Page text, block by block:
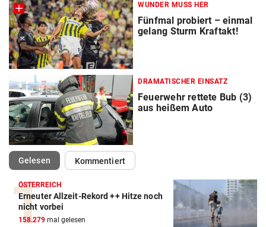
WUNDER MUSS HER
Fünfmal probiert – einmal
gelang Sturm Kraftakt!
DRAMATISCHER EINSATZ
Feuerwehr rettete Bub (3)
aus heißem Auto
Gelesen(ausgewählt)Kommentiert
ÖSTERREICH
Erneuter Allzeit-Rekord ++ Hitze noch
nicht vorbei
158.279 mal gelesen